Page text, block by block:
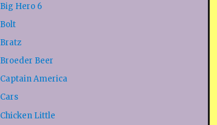
Big Hero 6
Bolt
Bratz
Broeder Beer
Captain America
Cars
Chicken Little